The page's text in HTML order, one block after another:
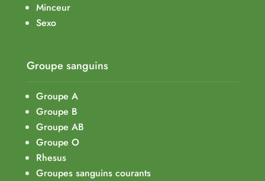
Minceur
Sexo
Groupe sanguins
Groupe A
Groupe B
Groupe AB
Groupe O
Rhesus
Groupes sanguins courants